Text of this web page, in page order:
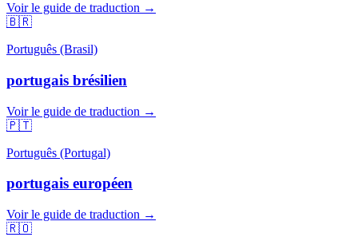
Voir le guide de traduction →
🇧🇷
Português (Brasil)
portugais brésilien
Voir le guide de traduction →
🇵🇹
Português (Portugal)
portugais européen
Voir le guide de traduction →
🇷🇴